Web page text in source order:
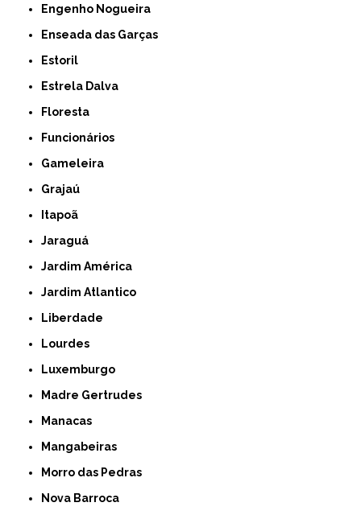
Engenho Nogueira
Enseada das Garças
Estoril
Estrela Dalva
Floresta
Funcionários
Gameleira
Grajaú
Itapoã
Jaraguá
Jardim América
Jardim Atlantico
Liberdade
Lourdes
Luxemburgo
Madre Gertrudes
Manacas
Mangabeiras
Morro das Pedras
Nova Barroca